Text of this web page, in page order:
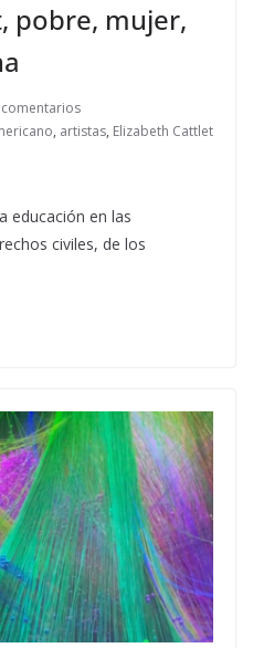
pobre, mujer,
comentarios
, artistas, Elizabeth Cattlet
educación en las
civiles, de los